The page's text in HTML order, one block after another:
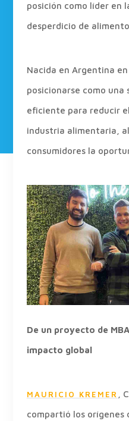
posición como líder en
desperdicio de
Nacida en Argentina
posicionarse como una
eficiente para reducir
industria alimentaria,
consumidores la
De un proyecto de
impacto global
MAURICIO KREMER
,
compartió los orígenes